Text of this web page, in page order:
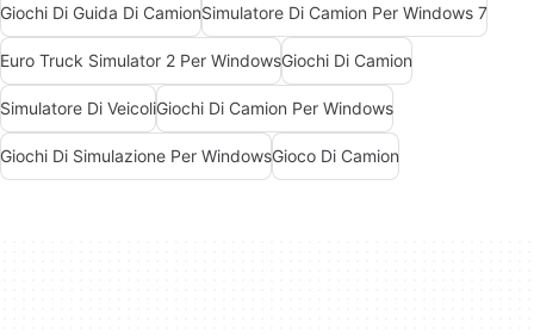
Giochi Di Guida Di CamionSimulatore Di Camion Per Windows 7
Euro Truck Simulator 2 Per WindowsGiochi Di Camion
Simulatore Di VeicoliGiochi Di Camion Per Windows
Giochi Di Simulazione Per WindowsGioco Di Camion